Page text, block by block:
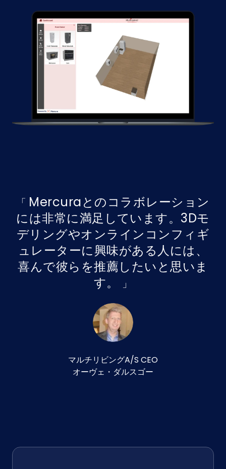
Mercuraとのコラボレーション
には非常に満足しています。3Dモ
デリングやオンラインコンフィギ
ュレーターに興味がある人には、
喜んで彼らを推薦したいと思いま
す。
マルチリビングA/S CEO
オーヴェ・ダルスゴー